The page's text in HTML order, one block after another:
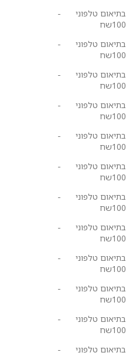
בתיאום טלפוני
100שח
-
בתיאום טלפוני
100שח
-
בתיאום טלפוני
100שח
-
בתיאום טלפוני
100שח
-
בתיאום טלפוני
100שח
-
בתיאום טלפוני
100שח
-
בתיאום טלפוני
100שח
-
בתיאום טלפוני
100שח
-
בתיאום טלפוני
100שח
-
בתיאום טלפוני
100שח
-
בתיאום טלפוני
100שח
-
בתיאום טלפוני
-